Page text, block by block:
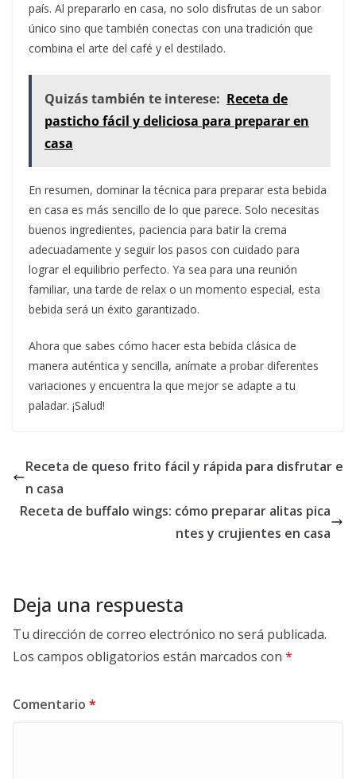
país. Al prepararlo en casa, no solo disfrutas de un sabor
único sino que también conectas con una tradición que
combina el arte del café y el destilado.
Quizás también te interese: Receta de
pasticho fácil y deliciosa para preparar en
casa
En resumen, dominar la técnica para preparar esta bebida
en casa es más sencillo de lo que parece. Solo necesitas
buenos ingredientes, paciencia para batir la crema
adecuadamente y seguir los pasos con cuidado para
lograr el equilibrio perfecto. Ya sea para una reunión
familiar, una tarde de relax o un momento especial, esta
bebida será un éxito garantizado.
Ahora que sabes cómo hacer esta bebida clásica de
manera auténtica y sencilla, anímate a probar diferentes
variaciones y encuentra la que mejor se adapte a tu
paladar. ¡Salud!
Receta de queso frito fácil y rápida para disfrutar e
n casa
Receta de buffalo wings: cómo preparar alitas pica
ntes y crujientes en casa
Deja una respuesta
Tu dirección de correo electrónico no será publicada.
Los campos obligatorios están marcados con *
Comentario *